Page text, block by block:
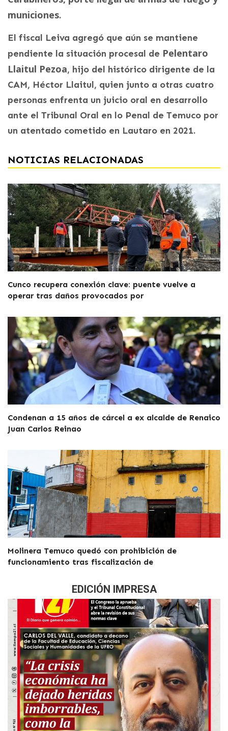
municiones.
El fiscal Leiva agregó que aún se mantiene
pendiente la situación procesal de Pelentaro
Llaitul Pezoa, hijo del histórico dirigente de la
CAM, Héctor Llaitul, quien junto a otras cuatro
personas enfrenta un juicio oral en desarrollo
ante el Tribunal Oral en lo Penal de Temuco por
un atentado cometido en Lautaro en 2021.
NOTICIAS RELACIONADAS
Cunco recupera conexión clave: puente vuelve a
operar tras daños provocados por
Condenan a 15 años de cárcel a ex alcalde de Renaico
Juan Carlos Reinao
Molinera Temuco quedó con prohibición de
funcionamiento tras fiscalización de
EDICIÓN IMPRESA